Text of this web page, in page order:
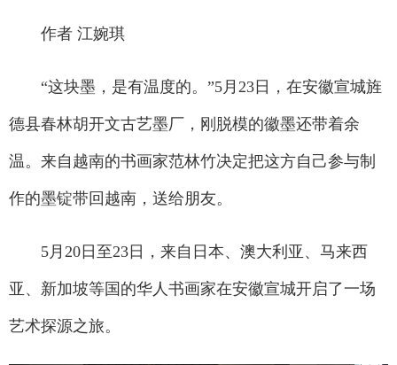
作者 江婉琪
“这块墨，是有温度的。”5月23日，在安徽宣城旌
德县春林胡开文古艺墨厂，刚脱模的徽墨还带着余
温。来自越南的书画家范林竹决定把这方自己参与制
作的墨锭带回越南，送给朋友。
5月20日至23日，来自日本、澳大利亚、马来西
亚、新加坡等国的华人书画家在安徽宣城开启了一场
艺术探源之旅。